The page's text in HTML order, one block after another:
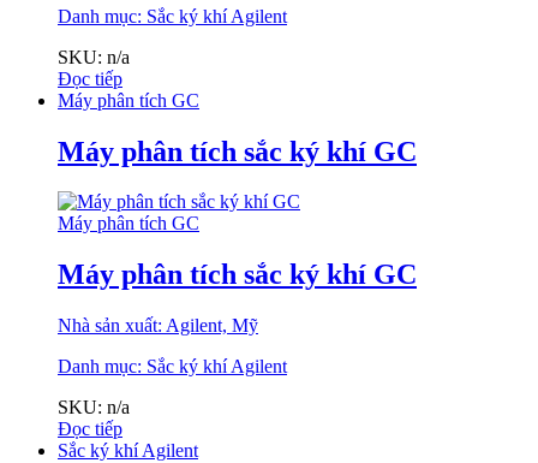
Danh mục: Sắc ký khí Agilent
SKU: n/a
Đọc tiếp
Máy phân tích GC
Máy phân tích sắc ký khí GC
Máy phân tích GC
Máy phân tích sắc ký khí GC
Nhà sản xuất: Agilent, Mỹ
Danh mục: Sắc ký khí Agilent
SKU: n/a
Đọc tiếp
Sắc ký khí Agilent